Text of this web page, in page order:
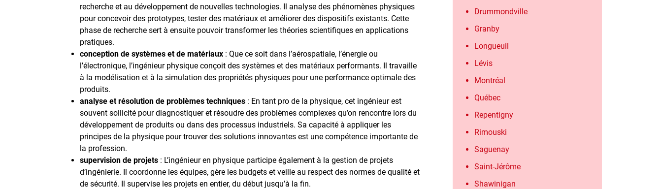
recherche et au développement de nouvelles technologies. Il analyse des phénomènes physiques
pour concevoir des prototypes, tester des matériaux et améliorer des dispositifs existants. Cette
phase de recherche sert à ensuite pouvoir transformer les théories scientifiques en applications
pratiques.
conception de systèmes et de matériaux : Que ce soit dans l’aérospatiale, l’énergie ou
l’électronique, l’ingénieur physique conçoit des systèmes et des matériaux performants. Il travaille
à la modélisation et à la simulation des propriétés physiques pour une performance optimale des
produits.
analyse et résolution de problèmes techniques : En tant pro de la physique, cet ingénieur est
souvent sollicité pour diagnostiquer et résoudre des problèmes complexes qu’on rencontre lors du
développement de produits ou dans des processus industriels. Sa capacité à appliquer les
principes de la physique pour trouver des solutions innovantes est une compétence importante de
la profession.
supervision de projets : L’ingénieur en physique participe également à la gestion de projets
d’ingénierie. Il coordonne les équipes, gère les budgets et veille au respect des normes de qualité et
de sécurité. Il supervise les projets en entier, du début jusqu’à la fin.
Drummondville
Granby
Longueuil
Lévis
Montréal
Québec
Repentigny
Rimouski
Saguenay
Saint-Jérôme
Shawinigan